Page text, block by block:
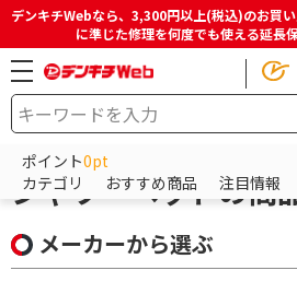
デンキチWebなら、3,300円以上(税込)のお買
に準じた修理を何度でも使える延長
ポイント0pt
カテゴリ
おすすめ商品 注目情報
HOME 商品一覧ページ ビューティ
シャワーヘッドの商
メーカーから選ぶ